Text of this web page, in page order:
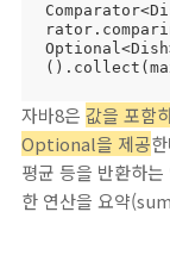
자바8은 값을 포함
Optional을 제공
평균 등을 반환하
한 연산을 요약